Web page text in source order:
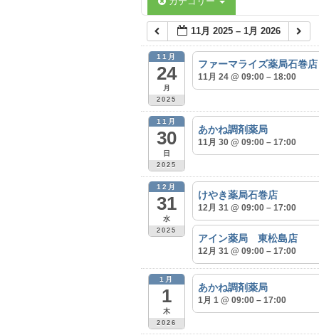
11月 2025 – 1月 2026
11月
24
月
2025
ファーマライズ薬局石巻店
11月 24 @ 09:00 – 18:00
11月
30
日
2025
あかね調剤薬局
11月 30 @ 09:00 – 17:00
12月
31
水
2025
けやき薬局石巻店
12月 31 @ 09:00 – 17:00
アイン薬局 東松島店
12月 31 @ 09:00 – 17:00
1月
1
木
2026
あかね調剤薬局
1月 1 @ 09:00 – 17:00